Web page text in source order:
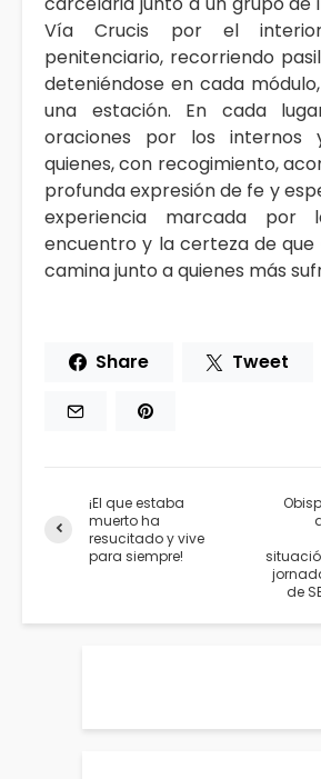
Vía Crucis por el
penitenciario, recorriendo
deteniéndose en cada
una estación. En cada
oraciones por los internos
quienes, con recogimiento,
profunda expresión de fe y
experiencia marcada por
encuentro y la certeza de
camina junto a quienes más
Share Tweet
¡El que estaba
muerto ha
resucitado y vive
para siempre!
de